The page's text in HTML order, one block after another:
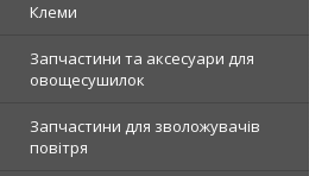
Клеми
Запчастини та аксесуари для
овощесушилок
Запчастини для зволожувачів
повітря